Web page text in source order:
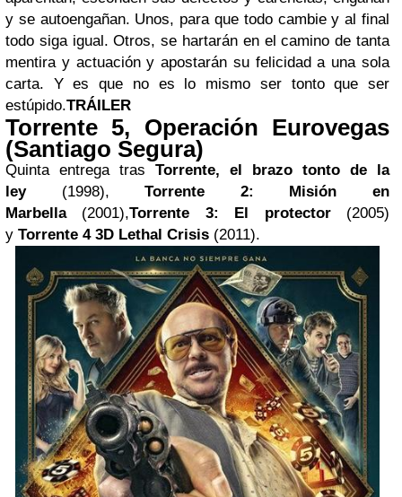
y se autoengañan. Unos, para que todo cambie y al final
todo siga igual. Otros, se hartarán en el camino de tanta
mentira y actuación y apostarán su felicidad a una sola
carta. Y es que no es lo mismo ser tonto que ser
estúpido.TRÁILER
Torrente 5, Operación Eurovegas
(Santiago Segura)
Quinta entrega tras Torrente, el brazo tonto de la
ley(1998),Torrente 2: Misión en
Marbella(2001),Torrente 3: El protector(2005)
y Torrente 4 3D Lethal Crisis (2011).